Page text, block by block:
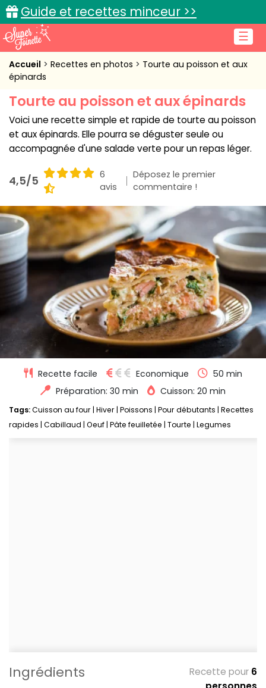
☰
Guide et recettes minceur >>
Accueil
Cuisine pratique
L'actu cuisine
Accueil Recettes en photos
Tourte au poisson et aux
épinards
Tourte au poisson et aux épinards
Voici une recette simple et rapide de tourte au poisson
et aux épinards. Elle pourra se déguster seule ou
accompagnée d'une salade verte pour un repas léger.
4,5/5
6
avis
Déposez le premier
commentaire !
Recette facile Economique
50 min
Préparation: 30 min
Cuisson: 20 min
Tags:Cuisson au four Hiver Poissons Pour débutants Recettes
rapides Cabillaud Oeuf Pâte feuilletée Tourte Legumes
Ingrédients Recette pour 6